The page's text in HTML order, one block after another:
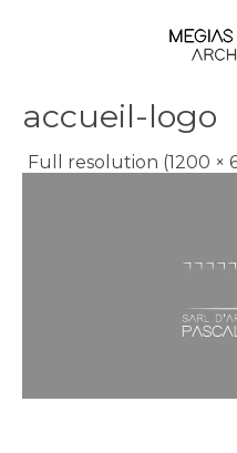
accueil-logo
Full resolution (1200 ×